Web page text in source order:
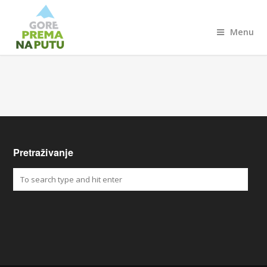
Menu
Pretraživanje